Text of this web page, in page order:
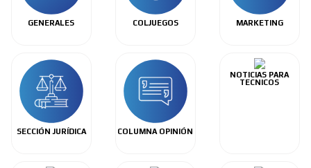
GENERALES COLJUEGOS MARKETING
SECCIÓN JURÍDICA COLUMNA OPINIÓN
NOTICIAS PARA
TECNICOS